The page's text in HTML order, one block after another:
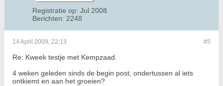
Registratie op: Jul 2008
Berichten: 2248
#5
14 April 2009, 22:13
Re: Kweek testje met Kempzaad.
4 weken geleden sinds de begin post, ondertussen al iets
ontkiemt en aan het groeien?